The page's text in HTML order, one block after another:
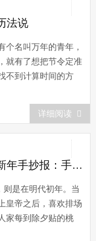
法说
个名叫万年的青年，
就有了想把节令定准
不到计算时间的方
发了他，他设计了一
仪，测定一天的时
滴泉启发了他的灵
个五层漏壶，来计算
详细阅读
手抄报结构图手抄报版面设计_迎新年手抄报：手抄报版面设计图
则是在明代初年。当
皇帝之后，喜欢排场
家每到除夕贴的桃